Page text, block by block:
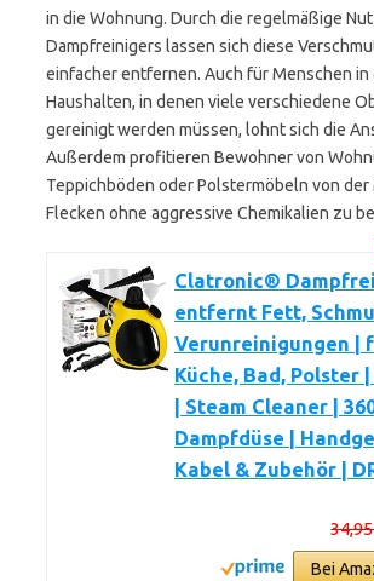
in die Wohnung. Durch die regelmäßige
Dampfreinigers lassen sich diese
einfacher entfernen. Auch für Menschen
Haushalten, in denen viele verschiedene
gereinigt werden müssen, lohnt sich die
Außerdem profitieren Bewohner von
Teppichböden oder Polstermöbeln von der
Flecken ohne aggressive Chemikalien zu
Clatronic®
entfernt Fett,
Verunreinigungen |
Küche, Bad, Polster
| Steam Cleaner |
Dampfdüse |
Kabel & Zubehör |
Bei